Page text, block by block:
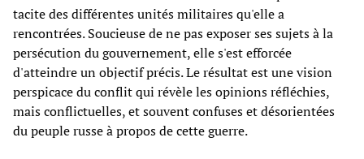
tacite des différentes unités militaires qu'elle a
rencontrées. Soucieuse de ne pas exposer ses sujets à la
persécution du gouvernement, elle s'est efforcée
d'atteindre un objectif précis. Le résultat est une vision
perspicace du conflit qui révèle les opinions réfléchies,
mais conflictuelles, et souvent confuses et désorientées
du peuple russe à propos de cette guerre.